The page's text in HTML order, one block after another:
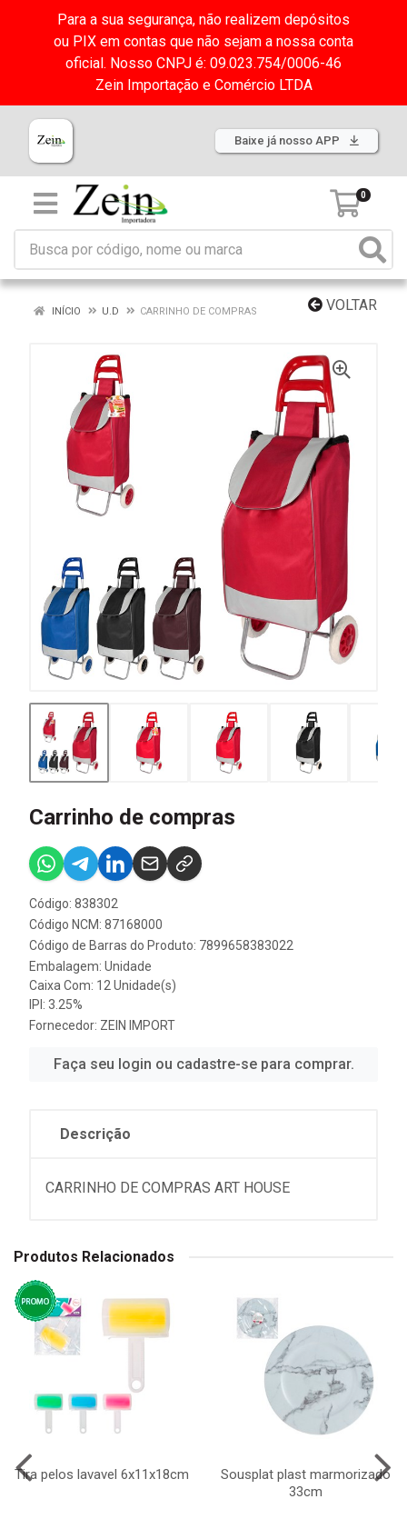
Para a sua segurança, não realizem depósitos
ou PIX em contas que não sejam a nossa conta
oficial. Nosso CNPJ é: 09.023.754/0006-46
Zein Importação e Comércio LTDA
Baixe já nosso APP
0
VOLTAR
INÍCIO U.D CARRINHO DE COMPRAS
Carrinho de compras
Código: 838302
Código NCM: 87168000
Código de Barras do Produto: 7899658383022
Embalagem: Unidade
Caixa Com: 12 Unidade(s)
IPI: 3.25%
Fornecedor: ZEIN IMPORT
Faça seu login ou cadastre-se para comprar.
Descrição
CARRINHO DE COMPRAS ART HOUSE
Produtos Relacionados
Tira pelos lavavel 6x11x18cm
Sousplat plast marmorizado
33cm